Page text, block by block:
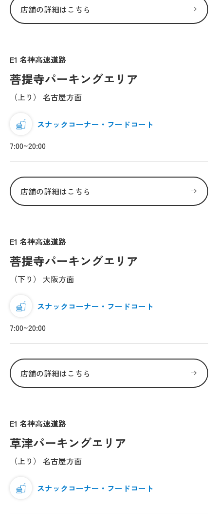
店舗の詳細はこちら
E1 名神高速道路
菩提寺パーキングエリア
（上り） 名古屋方面
スナックコーナー・フードコート
7:00~20:00
店舗の詳細はこちら
E1 名神高速道路
菩提寺パーキングエリア
（下り） 大阪方面
スナックコーナー・フードコート
7:00~20:00
店舗の詳細はこちら
E1 名神高速道路
草津パーキングエリア
（上り） 名古屋方面
スナックコーナー・フードコート